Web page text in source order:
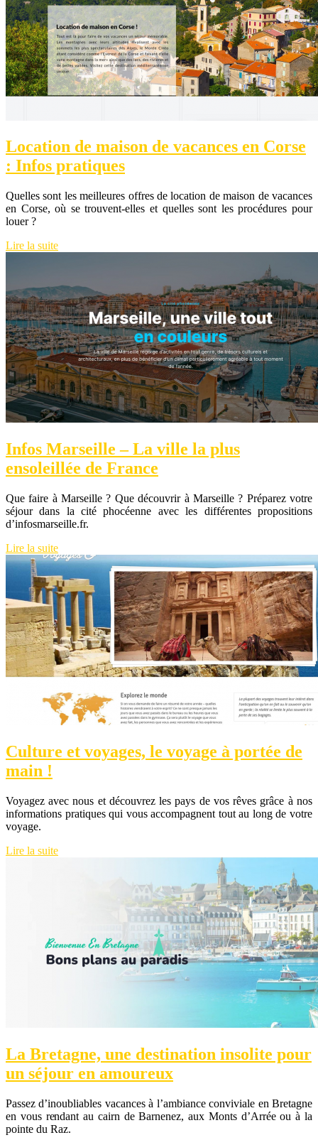
Location de maison de vacances en Corse
: Infos pratiques
Quelles sont les meilleures offres de location de maison de vacances
en Corse, où se trouvent-elles et quelles sont les procédures pour
louer ?
Lire la suite
Infos Marseille – La ville la plus
ensoleillée de France
Que faire à Marseille ? Que découvrir à Marseille ? Préparez votre
séjour dans la cité phocéenne avec les différentes propositions
d’infosmarseille.fr.
Lire la suite
Culture et voyages, le voyage à portée de
main !
Voyagez avec nous et découvrez les pays de vos rêves grâce à nos
informations pratiques qui vous accompagnent tout au long de votre
voyage.
Lire la suite
La Bretagne, une destination insolite pour
un séjour en amoureux
Passez d’inoubliables vacances à l’ambiance conviviale en Bretagne
en vous rendant au cairn de Barnenez, aux Monts d’Arrée ou à la
pointe du Raz.